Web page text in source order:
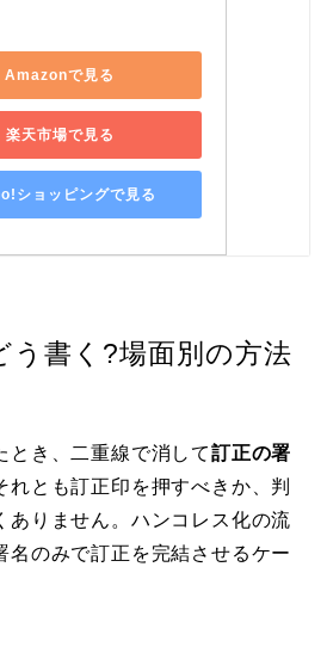
Amazonで見る
楽天市場で見る
ショッピングで見る
う書く?場面別の方法
とき、二重線で消して訂正の署
れとも訂正印を押すべきか、判
ありません。ハンコレス化の流
名のみで訂正を完結させるケー